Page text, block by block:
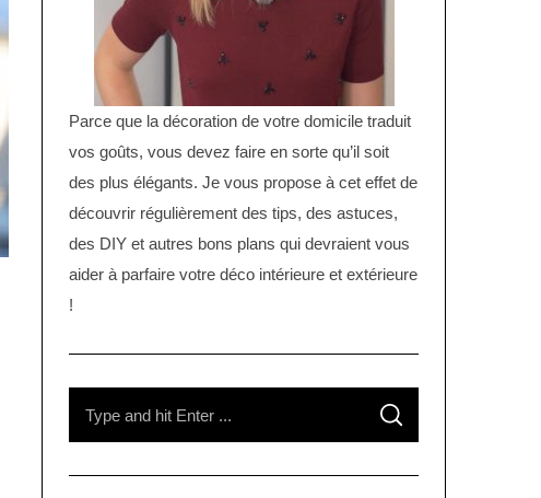
Parce que la décoration de votre domicile traduit
vos goûts, vous devez faire en sorte qu’il soit
des plus élégants. Je vous propose à cet effet de
découvrir régulièrement des tips, des astuces,
des DIY et autres bons plans qui devraient vous
aider à parfaire votre déco intérieure et extérieure
!
S
A
C